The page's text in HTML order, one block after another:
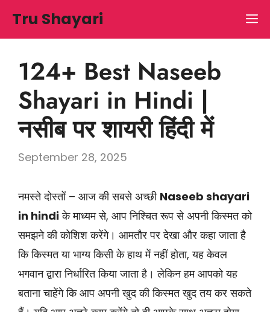
Tru Shayari
124+ Best Naseeb
Shayari in Hindi |
नसीब पर शायरी हिंदी में
September 28, 2025
नमस्ते दोस्तों – आज की सबसे अच्छी Naseeb shayari
in hindiके माध्यम से, आप निश्चित रूप से अपनी किस्मत को
समझने की कोशिश करेंगे। आमतौर पर देखा और कहा जाता है
कि किस्मत या भाग्य किसी के हाथ में नहीं होता, यह केवल
भगवान द्वारा निर्धारित किया जाता है। लेकिन हम आपको यह
बताना चाहेंगे कि आप अपनी खुद की किस्मत खुद तय कर सकते